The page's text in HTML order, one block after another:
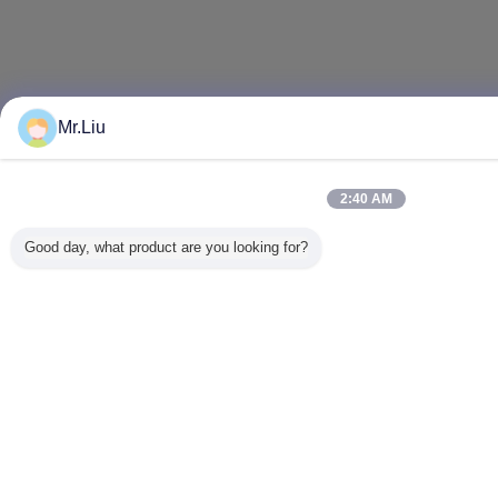
Mr.Liu
2:40 AM
Good day, what product are you looking for?